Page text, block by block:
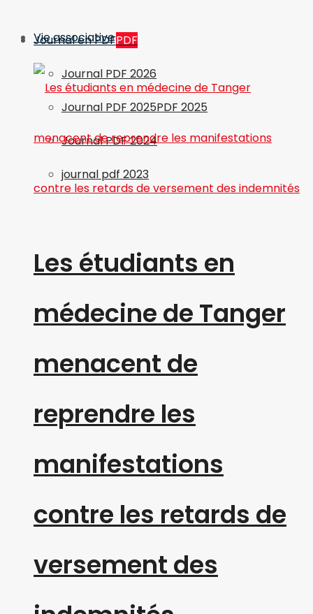
Journal en PDFPDF
Journal PDF 2026
Journal PDF 2025PDF 2025
Journal PDF 2024
journal pdf 2023
Vie associative
Les étudiants en
médecine de Tanger
menacent de
reprendre les
manifestations
contre les retards de
versement des